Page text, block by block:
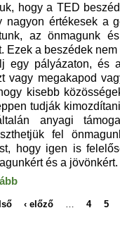
hogy a TED
nagyon értékesek a
az önmagunk
Ezek a beszédek
egy pályázaton, és
vagy megakapod
kisebb
tudják
anyagi
fel
hogy igen is
és a jövönkért.
‹ előző 4 5